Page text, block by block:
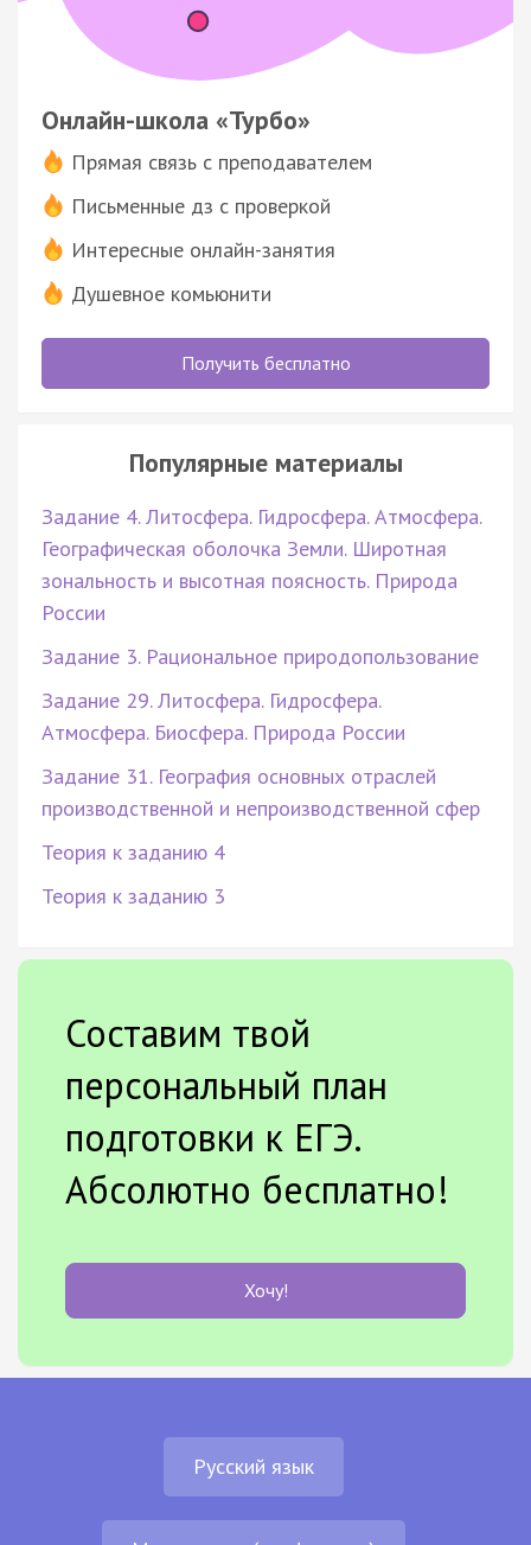
Онлайн-школа «Турбо»
Прямая связь с преподавателем
Письменные дз с проверкой
Интересные онлайн-занятия
Душевное комьюнити
Получить бесплатно
Популярные материалы
Задание 4. Литосфера. Гидросфера. Атмосфера.
Географическая оболочка Земли. Широтная
зональность и высотная поясность. Природа
России
Задание 3. Рациональное природопользование
Задание 29. Литосфера. Гидросфера.
Атмосфера. Биосфера. Природа России
Задание 31. География основных отраслей
производственной и непроизводственной сфер
Теория к заданию 4
Теория к заданию 3
Составим твой
персональный план
подготовки к ЕГЭ.
Абсолютно бесплатно!
Хочу!
Русский язык